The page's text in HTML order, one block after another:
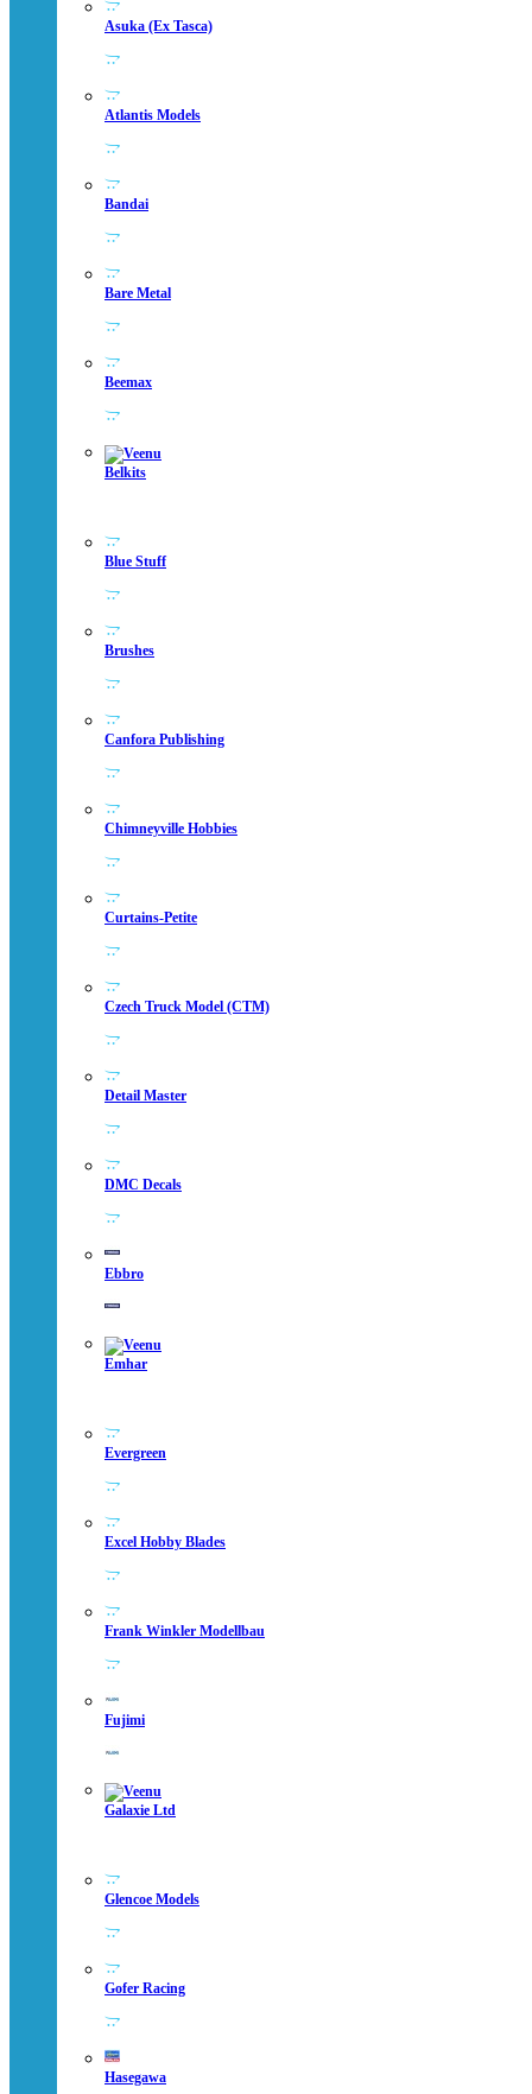
Asuka (ex Tasca)
Atlantis Models
Bandai
Bare Metal
Beemax
Belkits
Blue Stuff
Brushes
Canfora Publishing
Chimneyville Hobbies
Curtains-Petite
Czech Truck Model (CTM)
Detail Master
DMC Decals
Ebbro
Emhar
Evergreen
Excel Hobby Blades
Frank Winkler Modellbau
Fujimi
Galaxie Ltd
Glencoe Models
Gofer Racing
Hasegawa